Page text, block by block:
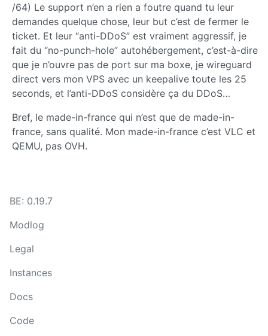
/64) Le support n’en a rien a foutre quand tu leur
demandes quelque chose, leur but c’est de fermer le
ticket. Et leur “anti-DDoS” est vraiment aggressif, je
fait du “no-punch-hole” autohébergement, c’est-à-dire
que je n’ouvre pas de port sur ma boxe, je wireguard
direct vers mon VPS avec un keepalive toute les 25
seconds, et l’anti-DDoS considère ça du DDoS…
Bref, le made-in-france qui n’est que de made-in-
france, sans qualité. Mon made-in-france c’est VLC et
QEMU, pas OVH.
BE: 0.19.7
Modlog
Legal
Instances
Docs
Code